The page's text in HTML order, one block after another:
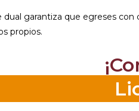
dual garantiza que egreses
propios.